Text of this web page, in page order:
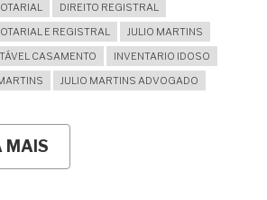
DIREITO REGISTRAL
E REGISTRAL
JULIO MARTINS
CASAMENTO
INVENTARIO IDOSO
JULIO MARTINS ADVOGADO
MAIS
TEMOS